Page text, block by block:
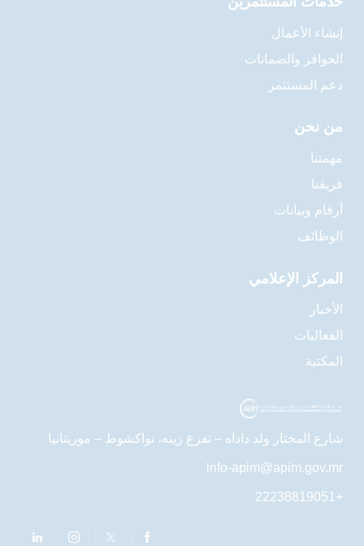
إنشاء الأعمال
الحوافز والضمانات
دعم المستثمر
من نحن
مهمتنا
فريقنا
أرقام وبيانات
الوظائف
المركز الإعلامي
الأخبار
الفعاليات
المكتبة
شارع المختار ولد داداه – تفرغ زينه، نواكشوط – موريتانيا
info-apim@apim.gov.mr
+22238819051